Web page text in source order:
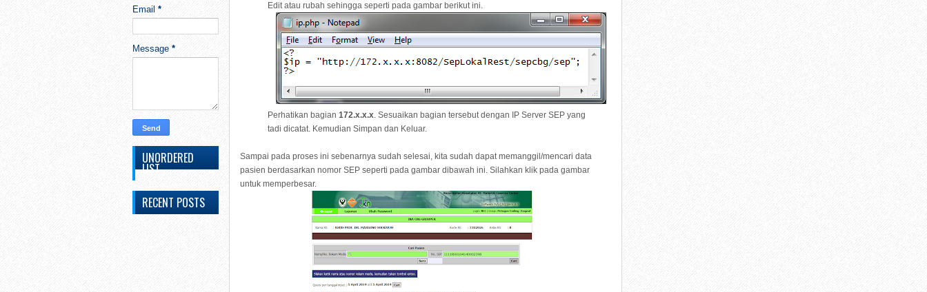
Email *
Message *
UNORDERED
LIST
RECENT POSTS
Edit atau rubah sehingga seperti pada gambar berikut ini.
Perhatikan bagian 172.x.x.x. Sesuaikan bagian tersebut dengan IP Server SEP yang
tadi dicatat. Kemudian Simpan dan Keluar.
Sampai pada proses ini sebenarnya sudah selesai, kita sudah dapat memanggil/mencari data
pasien berdasarkan nomor SEP seperti pada gambar dibawah ini. Silahkan klik pada gambar
untuk memperbesar.